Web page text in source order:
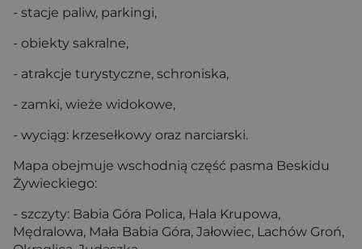
- stacje paliw, parkingi,
- obiekty sakralne,
- atrakcje turystyczne, schroniska,
- zamki, wieże widokowe,
- wyciąg: krzesełkowy oraz narciarski.
Mapa obejmuje wschodnią część pasma Beskidu
Żywieckiego:
- szczyty: Babia Góra Polica, Hala Krupowa,
Mędralowa, Mała Babia Góra, Jałowiec, Lachów Groń,